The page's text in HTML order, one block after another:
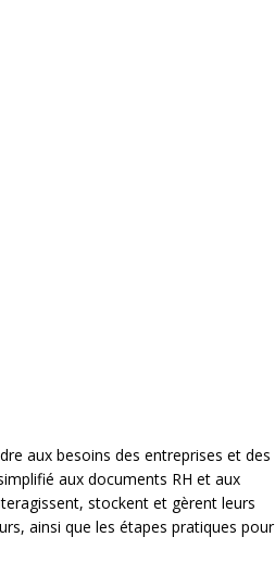
aux besoins des entreprises et des
aux documents RH et aux
stockent et gèrent leurs
ainsi que les étapes pratiques pour